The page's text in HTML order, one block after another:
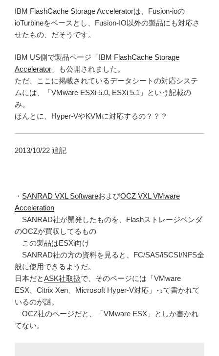
IBM FlashCache Storage Acceleratorは、Fusion-ioの
ioTurbineをベースとし、Fusion-IO以外の製品にも対応さ
せたもの、だそうです。
IBM US側で製品ページ「IBM FlashCache Storage
Accelerator 」も公開されました。
ただ、ここに掲載されているデータシートの対応システ
ムには、「VMware ESXi 5.0, ESXi 5.1」という記載の
み。
ほんとに、Hyper-VやKVMに対応するの？？？
2013/10/22 追記
・ SANRAD VXL SoftwareおよびOCZ VXL VMware
Acceleration
SANRAD社が開発したものを、Flashストレージベンダ
のOCZが買収してるもの
この製品はESXi向け
SANRAD社の方の資料を見ると、FC/SAS/iSCSI/NFS全
般に使用できるようだ。
日本だとASK社取扱で、そのページには「VMware
ESX、Citrix Xen、Microsoft Hyper-V対応」って書かれて
いるのが謎。
OCZ社のページだと、「VMware ESX」としか書かれ
てない。